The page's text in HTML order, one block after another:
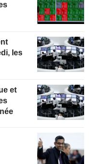
les
et